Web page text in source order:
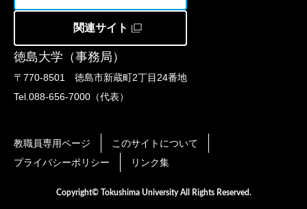
徳島大学（事務局）
〒770-8501 徳島市新蔵町2丁目24番地
Tel.088-656-7000（代表）
関連サイト
教職員専用ページ
このサイトについて
プライバシーポリシー
リンク集
Copyright© Tokushima University All Rights Reserved.